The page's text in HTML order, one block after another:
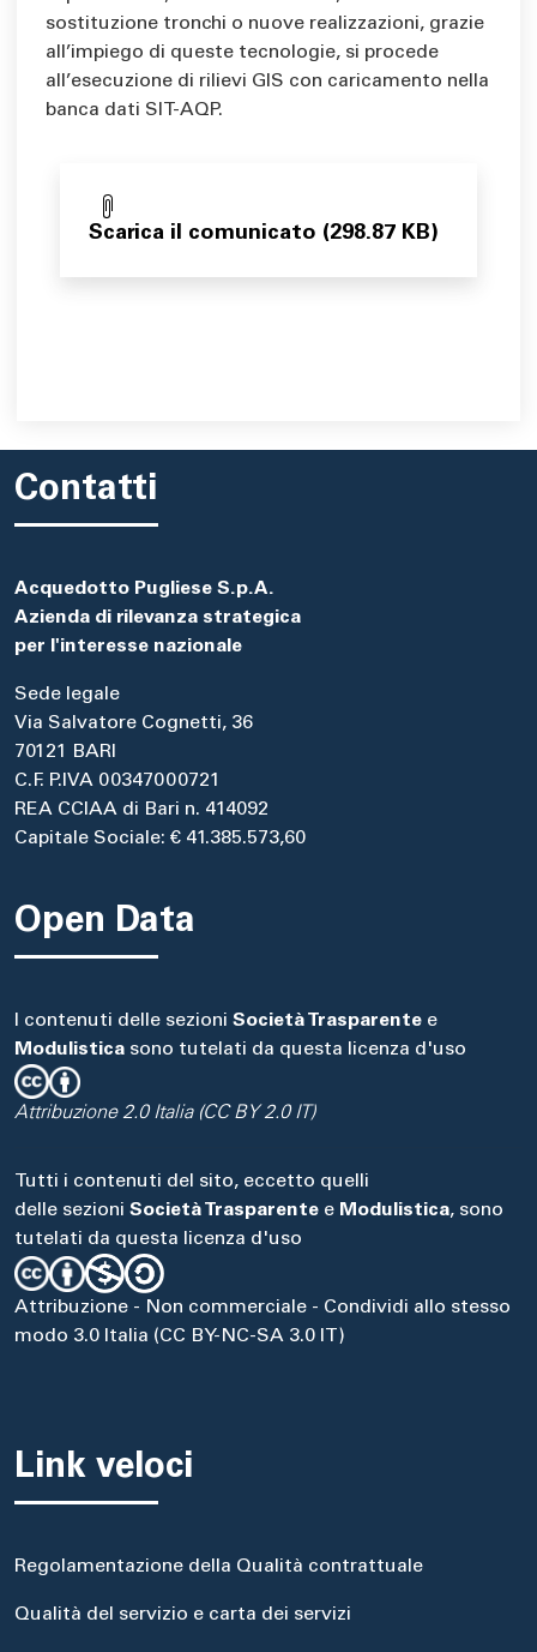
sostituzione tronchi o nuove realizzazioni, grazie
all’impiego di queste tecnologie, si procede
all’esecuzione di rilievi GIS con caricamento nella
banca dati SIT-AQP.
Scarica il comunicato (298.87 KB)
Contatti
Acquedotto Pugliese S.p.A.
Azienda di rilevanza strategica
per l'interesse nazionale
Sede legale
Via Salvatore Cognetti, 36
70121 BARI
C.F. P.IVA 00347000721
REA CCIAA di Bari n. 414092
Capitale Sociale: € 41.385.573,60
Open Data
I contenuti delle sezioni Società Trasparente e
Modulistica sono tutelati da questa licenza d'uso
Attribuzione 2.0 Italia (CC BY 2.0 IT)
Tutti i contenuti del sito, eccetto quelli
delle sezioni Società Trasparente e Modulistica, sono
tutelati da questa licenza d'uso
Attribuzione - Non commerciale - Condividi allo stesso
modo 3.0 Italia (CC BY-NC-SA 3.0 IT)
Link veloci
Regolamentazione della Qualità contrattuale
Qualità del servizio e carta dei servizi